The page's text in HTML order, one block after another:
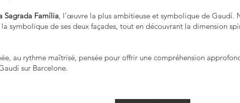
Sagrada Família, l’œuvre la plus ambitieuse et symbolique de Gaudí.
symbolique de ses deux façades, tout en découvrant la dimension
au rythme maîtrisé, pensée pour offrir une compréhension
sur Barcelone.